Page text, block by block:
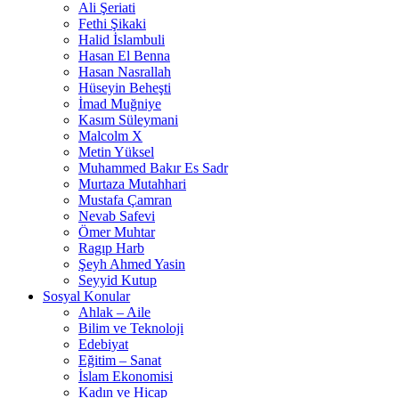
Ali Şeriati
Fethi Şikaki
Halid İslambuli
Hasan El Benna
Hasan Nasrallah
Hüseyin Beheşti
İmad Muğniye
Kasım Süleymani
Malcolm X
Metin Yüksel
Muhammed Bakır Es Sadr
Murtaza Mutahhari
Mustafa Çamran
Nevab Safevi
Ömer Muhtar
Ragıp Harb
Şeyh Ahmed Yasin
Seyyid Kutup
Sosyal Konular
Ahlak – Aile
Bilim ve Teknoloji
Edebiyat
Eğitim – Sanat
İslam Ekonomisi
Kadın ve Hicap